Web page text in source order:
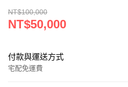
NT$100,000
NT$50,000
付款與運送方式
宅配免運費